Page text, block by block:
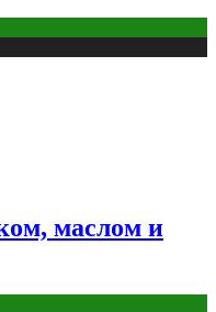
маслом и